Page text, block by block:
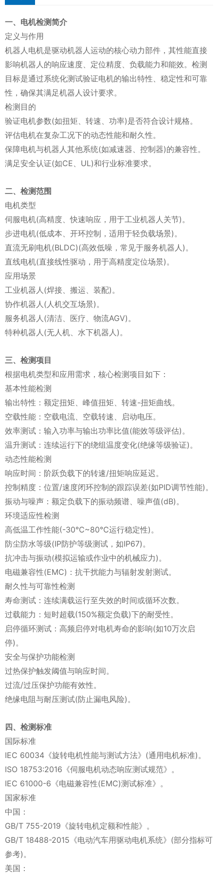
一、电机检测简介
定义与作用
机器人电机是驱动机器人运动的核心动力部件，其性能直接
影响机器人的响应速度、定位精度、负载能力和能效。检测
目标是通过系统化测试验证电机的输出特性、稳定性和可靠
性，确保其满足机器人设计要求。
检测目的
验证电机参数(如扭矩、转速、功率)是否符合设计规格。
评估电机在复杂工况下的动态性能和耐久性。
保障电机与机器人其他系统(如减速器、控制器)的兼容性。
满足安全认证(如CE、UL)和行业标准要求。
二、检测范围
电机类型
伺服电机(高精度、快速响应，用于工业机器人关节)。
步进电机(低成本、开环控制，适用于轻负载场景)。
直流无刷电机(BLDC)(高效低噪，常见于服务机器人)。
直线电机(直接线性驱动，用于高精度定位场景)。
应用场景
工业机器人(焊接、搬运、装配)。
协作机器人(人机交互场景)。
服务机器人(清洁、医疗、物流AGV)。
特种机器人(无人机、水下机器人)。
三、检测项目
根据电机类型和应用需求，核心检测项目如下：
基本性能检测
输出特性：额定扭矩、峰值扭矩、转速-扭矩曲线。
空载性能：空载电流、空载转速、启动电压。
效率测试：输入功率与输出功率比值(能效等级评估)。
温升测试：连续运行下的绕组温度变化(绝缘等级验证)。
动态性能检测
响应时间：阶跃负载下的转速/扭矩响应延迟。
控制精度：位置/速度闭环控制的跟踪误差(如PID调节性能)。
振动与噪声：额定负载下的振动频谱、噪声值(dB)。
环境适应性检测
高低温工作性能(-30℃~80℃运行稳定性)。
防尘防水等级(IP防护等级测试，如IP67)。
抗冲击与振动(模拟运输或作业中的机械应力)。
电磁兼容性(EMC)：抗干扰能力与辐射发射测试。
耐久性与可靠性检测
寿命测试：连续满载运行至失效的时间或循环次数。
过载能力：短时超载(150%额定负载)下的耐受性。
启停循环测试：高频启停对电机寿命的影响(如10万次启
停)。
安全与保护功能检测
过热保护触发阈值与响应时间。
过流/过压保护功能有效性。
绝缘电阻与耐压测试(防止漏电风险)。
四、检测标准
国际标准
IEC 60034《旋转电机性能与测试方法》(通用电机标准)。
ISO 18753:2016《伺服电机动态响应测试规范》。
IEC 61000-6《电磁兼容性(EMC)测试标准》。
国家标准
中国：
GB/T 755-2019《旋转电机定额和性能》。
GB/T 18488-2015《电动汽车用驱动电机系统》(部分指标可
参考)。
美国：